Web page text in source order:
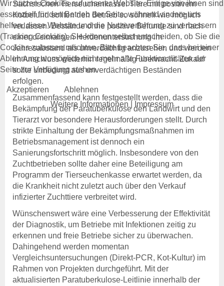
Rechtsgrundlagen
Allgemeine
Rechtsgrundlagen
Beitragssatzung
Beihilfe- und
Leistungssatzungen
Barrierefreiheit
Kontakt
Kontakte
Kontaktformular
Intern
Outlook (OWA)
ZeusX
Videokonferenz
Online-Support
Sächsischen Tierseuchenkasse. Tiere mit positivem
Kotbefund sollten den Betrieb so schnell wie möglich
verlassen. Bestände ohne positive Befunde sind nach
einer dreimaligen Herdenuntersuchung im
Jahresabstand als unverdächtig anzusehen und werden
im Anschluss weiterhin regelmäßig überwacht. Zukauf
sollte unbedingt aus unverdächtigen Beständen
erfolgen.
Zusammenfassend kann festgestellt werden, dass die
Bekämpfung der Paratuberkulose den Landwirt und den
Tierarzt vor besondere Herausforderungen stellt. Durch
strikte Einhaltung der Bekämpfungsmaßnahmen im
Betriebsmanagement ist dennoch ein
Sanierungsfortschritt möglich. Insbesondere von den
Zuchtbetrieben sollte daher eine Beteiligung am
Programm der Tierseuchenkasse erwartet werden, da
die Krankheit nicht zuletzt auch über den Verkauf
infizierter Zuchttiere verbreitet wird.
Wünschenswert wäre eine Verbesserung der Effektivität
der Diagnostik, um Betriebe mit Infektionen zeitig zu
erkennen und freie Betriebe sicher zu überwachen.
Dahingehend werden momentan
Vergleichsuntersuchungen (Direkt-PCR, Kot-Kultur) im
Rahmen von Projekten durchgeführt. Mit der
aktualisierten Paratuberkulose-Leitlinie innerhalb der
Wir nutzen Cookies auf unserer Website. Einige von ihnen sind
essenziell für den Betrieb der Seite, während andere uns
helfen, diese Website und die Nutzererfahrung zu verbessern
(Tracking Cookies). Sie können selbst entscheiden, ob Sie die
Cookies zulassen möchten. Bitte beachten Sie, dass bei einer
Ablehnung womöglich nicht mehr alle Funktionalitäten der
Seite zur Verfügung stehen.
Akzeptieren
Ablehnen
Weitere Informationen
Impressum